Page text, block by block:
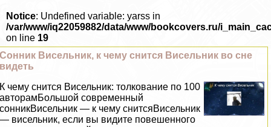
Notice: Undefined variable: yarss in
/var/www/iq22059882/data/www/bookcovers.ru/
on line 19
Сонник Висельник, к чему снится Висельник во сне
видеть
К чему снится Висельник: толкование по 100
авторамБольшой современный
сонникВисельник — к чему снитсяВисельник
— висельник, если вы видите повешенного